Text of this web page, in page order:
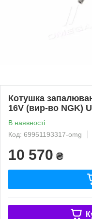
Котушка
16V (вир-во NGK)
В наявності
Код: 69951193317-omg
10 570 ₴